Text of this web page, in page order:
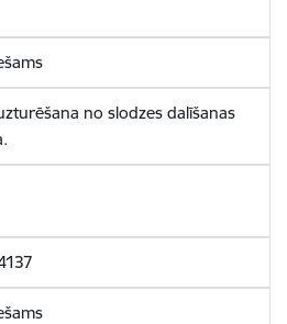
no slodzes dalīšanas